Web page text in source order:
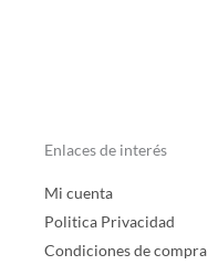
Enlaces de interés
Mi cuenta
Politica Privacidad
Condiciones de compra